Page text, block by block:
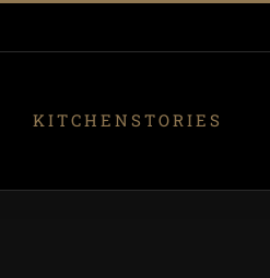
KITCHENSTORIES